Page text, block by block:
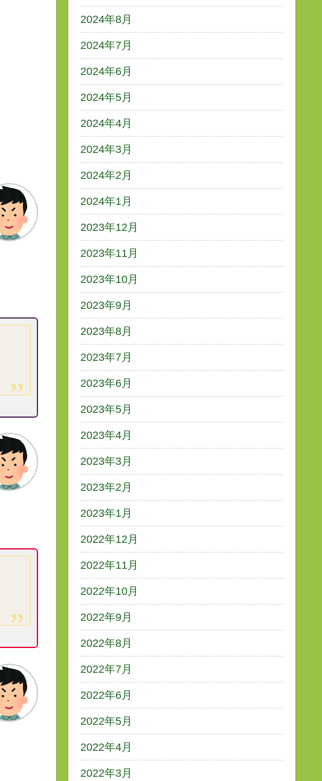
2024年8月
2024年7月
2024年6月
2024年5月
2024年4月
2024年3月
2024年2月
2024年1月
2023年12月
2023年11月
2023年10月
2023年9月
2023年8月
2023年7月
2023年6月
2023年5月
2023年4月
2023年3月
2023年2月
2023年1月
2022年12月
2022年11月
2022年10月
2022年9月
2022年8月
2022年7月
2022年6月
2022年5月
2022年4月
2022年3月